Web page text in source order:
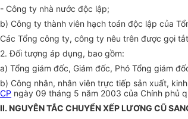
- Công ty nhà nước độc lập;
b) Công ty thành viên hạch toán độc lập của
Các Tổng công ty, công ty nêu trên được gọi
2. Đối tượng áp dụng, bao gồm:
a) Tổng giám đốc, Giám đốc, Phó Tổng giám
b) Công nhân, nhân viên trực tiếp sản xuất,
CP ngày 09 tháng 5 năm 2003 của Chính phủ
II. NGUYÊN TẮC CHUYỂN XẾP LƯƠNG CŨ